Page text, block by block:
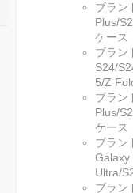
ブラン
Plus/
ケース
ブラン
S24/
5/Z
ブラン
Plus/
ケース
ブラン
Galaxy
Ultra/
ブラン